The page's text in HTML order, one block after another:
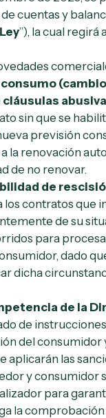
cuentas y
Ley”), la cual regirá
(cambios
cláusulas
sin que se
previsión
la renovación
de no renovar.
de
los contratos que
de su
para
dado
dicha
de la
de
del consumidor
aplicarán las
y consumidor
para
la